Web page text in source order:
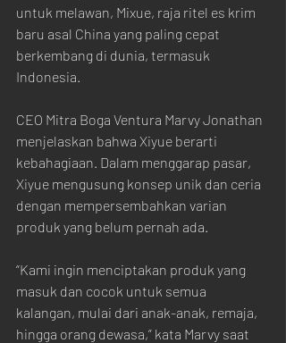
untuk melawan, Mixue, raja ritel es krim
baru asal China yang paling cepat
berkembang di dunia, termasuk
Indonesia.
CEO Mitra Boga Ventura Marvy Jonathan
menjelaskan bahwa Xiyue berarti
kebahagiaan. Dalam menggarap pasar,
Xiyue mengusung konsep unik dan ceria
dengan mempersembahkan varian
produk yang belum pernah ada.
“Kami ingin menciptakan produk yang
masuk dan cocok untuk semua
kalangan, mulai dari anak-anak, remaja,
hingga orang dewasa,” kata Marvy saat